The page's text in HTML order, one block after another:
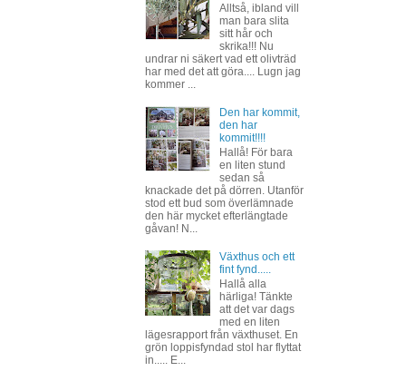
Alltså, ibland vill
man bara slita
sitt hår och
skrika!!! Nu
undrar ni säkert vad ett olivträd
har med det att göra.... Lugn jag
kommer ...
Den har kommit,
den har
kommit!!!!
Hallå! För bara
en liten stund
sedan så
knackade det på dörren. Utanför
stod ett bud som överlämnade
den här mycket efterlängtade
gåvan! N...
Växthus och ett
fint fynd.....
Hallå alla
härliga! Tänkte
att det var dags
med en liten
lägesrapport från växthuset. En
grön loppisfyndad stol har flyttat
in..... E...